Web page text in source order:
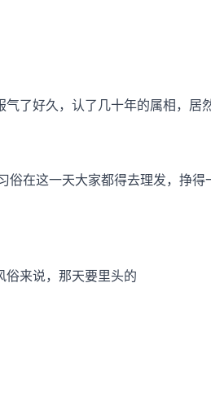
了好久，认了几十年的属相，居
在这一天大家都得去理发，挣
来说，那天要里头的